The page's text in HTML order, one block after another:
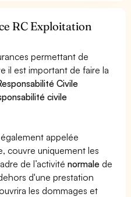
RC Exploitation
permettant de
il est important de faire la
Civile
civile
appelée
couvre uniquement les
de l’activiténormale de
d'une prestation
les dommages et